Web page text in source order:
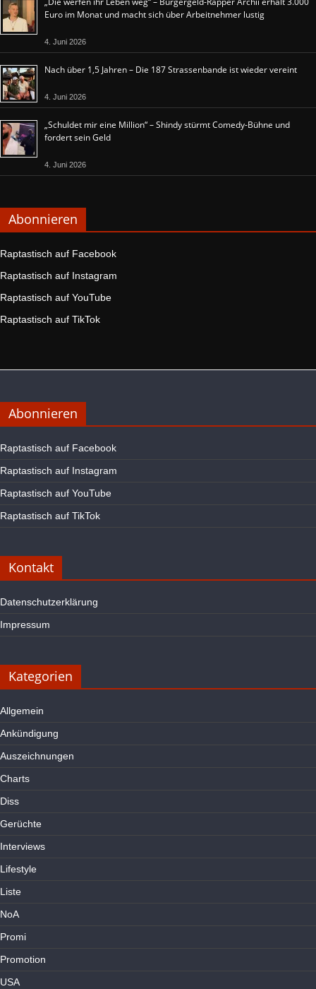
Euro im Monat und macht sich über Arbeitnehmer lustig
4. Juni 2026
Nach über 1,5 Jahren – Die 187 Strassenbande ist wieder vereint
4. Juni 2026
„Schuldet mir eine Million“ – Shindy stürmt Comedy-Bühne und
fordert sein Geld
4. Juni 2026
Abonnieren
Raptastisch auf Facebook
Raptastisch auf Instagram
Raptastisch auf YouTube
Raptastisch auf TikTok
Abonnieren
Raptastisch auf Facebook
Raptastisch auf Instagram
Raptastisch auf YouTube
Raptastisch auf TikTok
Kontakt
Datenschutzerklärung
Impressum
Kategorien
Allgemein
Ankündigung
Auszeichnungen
Charts
Diss
Gerüchte
Interviews
Lifestyle
Liste
NoA
Promi
Promotion
USA